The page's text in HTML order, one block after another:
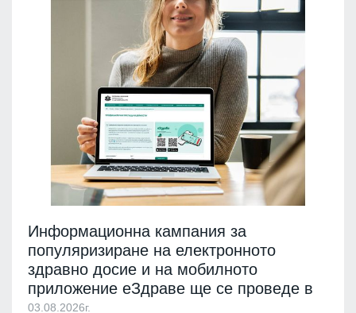
Информационна кампания за
популяризиране на електронното
здравно досие и на мобилното
приложение еЗдраве ще се проведе в
03.08.2026г.